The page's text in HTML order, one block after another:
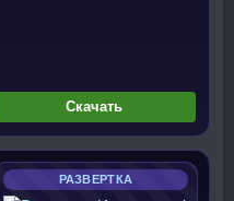
Скачать
РАЗВЕРТКА